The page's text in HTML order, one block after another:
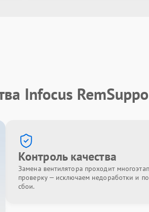
Infocus
Контроль качества
Замена вентилятора проходит
проверку — исключаем недоработки и
сбои.